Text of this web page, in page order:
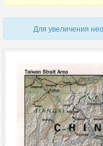
Для увеличения